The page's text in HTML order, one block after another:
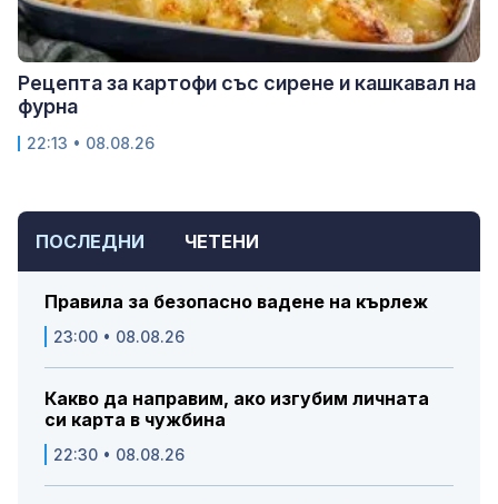
ПОСЛЕДНИ ЧЕТЕНИ
Правила за безопасно вадене на кърлеж
23:00 • 08.08.26
Какво да направим, ако изгубим личната
си карта в чужбина
22:30 • 08.08.26
Рецепта за картофи със сирене и кашкавал на
фурна
22:13 • 08.08.26